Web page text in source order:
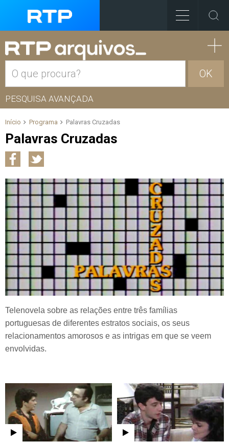
OK
PESQUISA AVANÇADA
Início Programa Palavras Cruzadas
Palavras Cruzadas
Telenovela sobre as relações entre três famílias
portuguesas de diferentes estratos sociais, os seus
relacionamentos amorosos e as intrigas em que se veem
envolvidas.